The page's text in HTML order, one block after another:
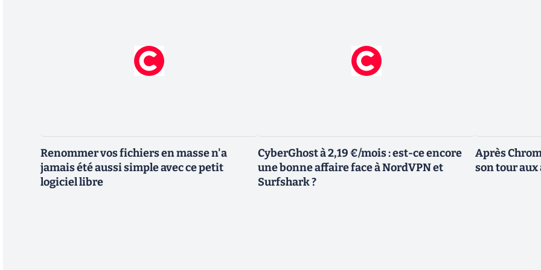
Renommer vos fichiers en masse n'a
jamais été aussi simple avec ce petit
logiciel libre
CyberGhost à 2,19 €/mois : est-ce encore
une bonne affaire face à NordVPN et
Surfshark ?
Après
son tour